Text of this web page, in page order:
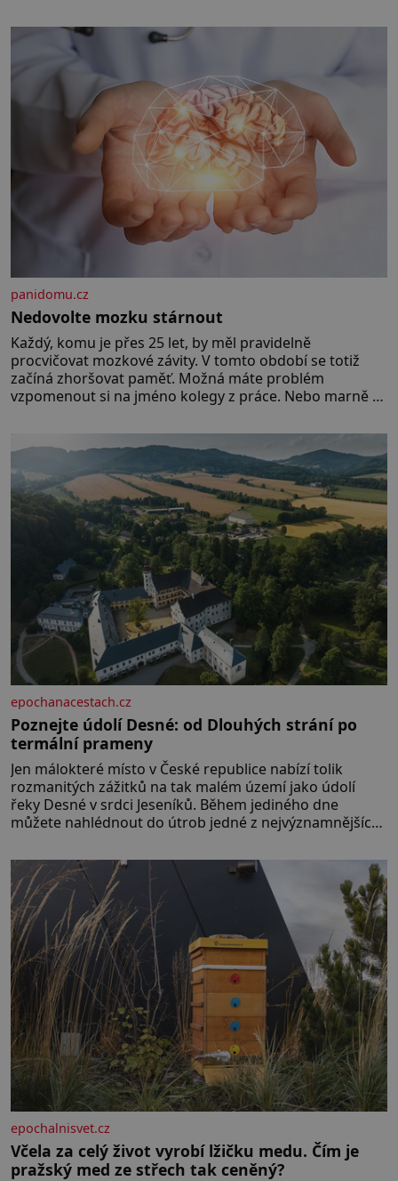
jednoduchost, měkkost a bezpečí, proto by pokoj
miminka měl působit především klidně a útulně.
Předškolní věk je
panidomu.cz
Nedovolte mozku stárnout
Každý, komu je přes 25 let, by měl pravidelně
procvičovat mozkové závity. V tomto období se totiž
začíná zhoršovat paměť. Možná máte problém
vzpomenout si na jméno kolegy z práce. Nebo marně v
Je to opravdu tak, s věkem jako kdyby se paměť
rozhodla stávkovat. Cvičte
epochanacestach.cz
Poznejte údolí Desné: od Dlouhých strání po
termální prameny
Jen málokteré místo v České republice nabízí tolik
rozmanitých zážitků na tak malém území jako údolí
řeky Desné v srdci Jeseníků. Během jediného dne
můžete nahlédnout do útrob jedné z nejvýznamnějších
hřebeny, projet se na koloběžce a den zakončit
poznáváním památek ve Velkých Losinách nebo v
termálním
epochalnisvet.cz
Včela za celý život vyrobí lžičku medu. Čím je
pražský med ze střech tak ceněný?